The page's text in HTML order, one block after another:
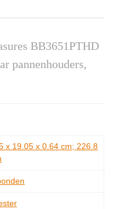
BB3651PTHD
pannenhouders,
x 19.05 x 0.64 cm; 226.8